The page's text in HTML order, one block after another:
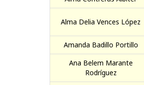
Alma Delia Vences López
Amanda Badillo Portillo
Ana Belem Marante
Rodríguez